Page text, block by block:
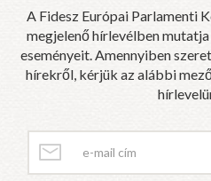
A Fidesz Európai Parlamenti
megjelenő hírlevélben
eseményeit. Amennyiben
hírekről, kérjük az alábbi